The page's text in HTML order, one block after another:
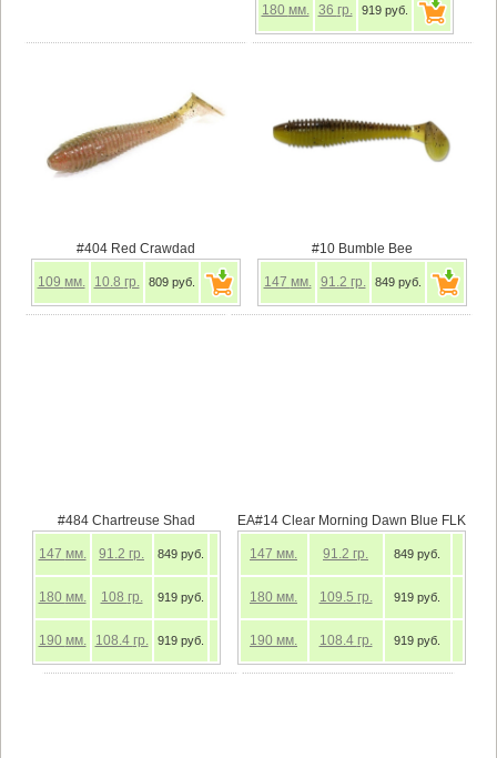
180 мм. 36 гр. 919 руб.
#404 Red Crawdad
109 мм. 10.8 гр. 809 руб.
#10 Bumble Bee
147 мм. 91.2 гр. 849 руб.
#484 Chartreuse Shad
147 мм. 91.2 гр. 849 руб.
180 мм. 108 гр. 919 руб.
190 мм. 108.4 гр. 919 руб.
EA#14 Clear Morning Dawn Blue FLK
147 мм. 91.2 гр. 849 руб.
180 мм. 109.5 гр. 919 руб.
190 мм. 108.4 гр. 919 руб.